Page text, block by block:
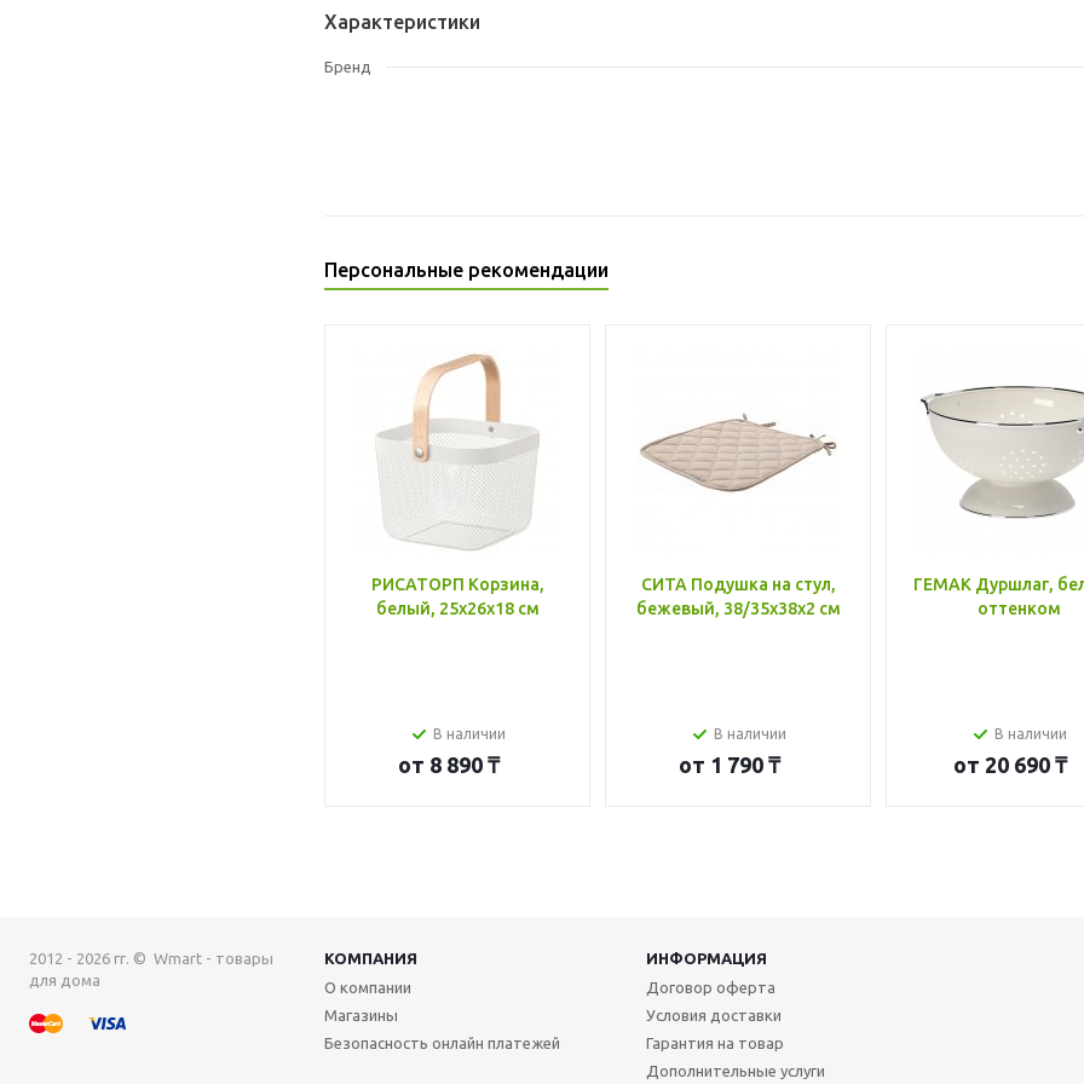
Характеристики
Бренд
Персональные рекомендации
РИСАТОРП Корзина,
белый, 25x26x18 см
В наличии
от 8 890 ₸
СИТА Подушка на стул,
бежевый, 38/35x38x2 см
В наличии
от 1 790 ₸
ГЕМАК Дуршлаг,
оттенком
В наличии
от 20 690 ₸
2012 - 2026 гг. © Wmart - товары
для дома
КОМПАНИЯ
ИНФОРМАЦИЯ
О компании
Магазины
Безопасность онлайн платежей
Договор оферта
Условия доставки
Гарантия на товар
Дополнительные услуги